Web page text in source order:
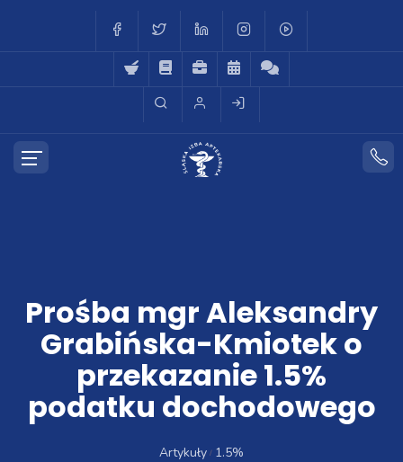
Prośba mgr Aleksandry
Grabińska-Kmiotek o
przekazanie 1.5%
podatku dochodowego
Artykuły 1.5%